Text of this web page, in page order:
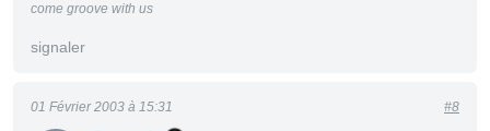
come groove with us
signaler
01 Février 2003 à 15:31 #8